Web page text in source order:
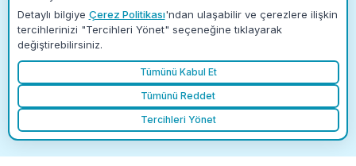
Merkez
Fabrikalar ve Şubeler
Bayi Talep Formu
Copyright © 2016 - Özkaynak Yaşam Kaynağı
Detaylı bilgiye Çerez Politikası'ndan ulaşabilir ve çerezlere ilişkin
tercihlerinizi "Tercihleri Yönet" seçeneğine tıklayarak
değiştirebilirsiniz.
Tümünü Kabul Et
Tümünü Reddet
Tercihleri Yönet